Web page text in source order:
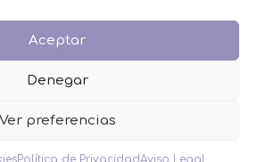
Aceptar
Denegar
Ver preferencias
Política de PrivacidadAviso Legal